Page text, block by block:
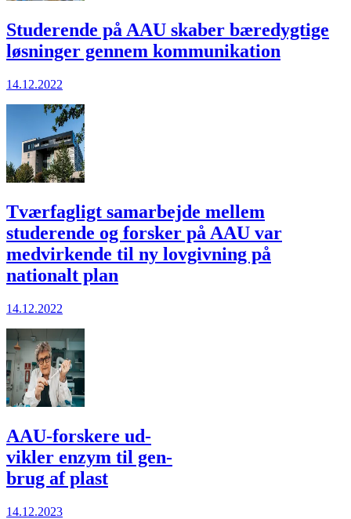
Studerende på AAU skaber bæredygtige
løsninger gennem kommunikation
14.12.2022
Tværfagligt samarbejde mellem
studerende og forsker på AAU var
medvirkende til ny lovgivning på
nationalt plan
14.12.2022
AAU­-forsk­ere ud­
vik­ler en­zym til gen­
brug af plast
14.12.2023